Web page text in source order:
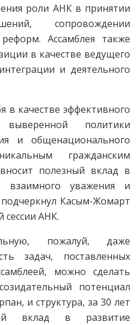
роли АНК в принятии
сопровождении
Ассамблея также
в качестве ведущего
и деятельного
в качестве эффективного
политики
и общенационального
гражданским
полезный вклад в
взаимного уважения и
Касым-Жомарт
АНК.
пожалуй, даже
задач, поставленных
можно сделать
потенциал
и структура, за 30 лет
вклад в развитие